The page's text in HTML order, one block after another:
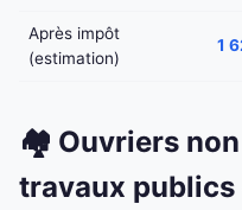
Après impôt
(estimation)
1
🏘️ Ouvriers
travaux